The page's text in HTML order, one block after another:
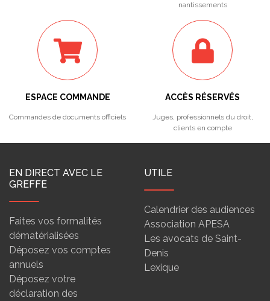
nantissements
ESPACE COMMANDE
Commandes de documents officiels
ACCÈS RÉSERVÉS
Juges, professionnels du droit,
clients en compte
EN DIRECT AVEC LE
GREFFE
Faites vos formalités
dématérialisées
Déposez vos comptes
annuels
Déposez votre
déclaration des
UTILE
Calendrier des audiences
Association APESA
Les avocats de Saint-
Denis
Lexique